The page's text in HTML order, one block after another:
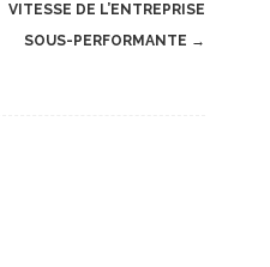
VITESSE DE L’ENTREPRISE
SOUS-PERFORMANTE →